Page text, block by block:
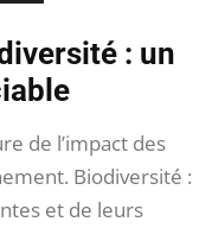
: un
de l’impact des
Biodiversité :
et de leurs